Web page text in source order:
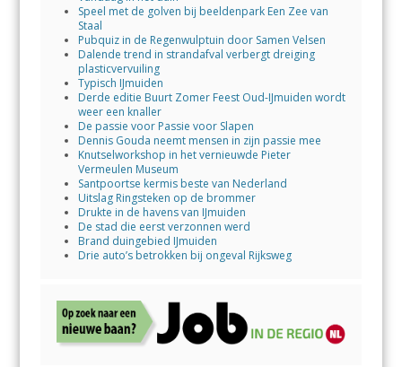
Speel met de golven bij beeldenpark Een Zee van
Staal
Pubquiz in de Regenwulptuin door Samen Velsen
Dalende trend in strandafval verbergt dreiging
plasticvervuiling
Typisch IJmuiden
Derde editie Buurt Zomer Feest Oud-IJmuiden wordt
weer een knaller
De passie voor Passie voor Slapen
Dennis Gouda neemt mensen in zijn passie mee
Knutselworkshop in het vernieuwde Pieter
Vermeulen Museum
Santpoortse kermis beste van Nederland
Uitslag Ringsteken op de brommer
Drukte in de havens van IJmuiden
De stad die eerst verzonnen werd
Brand duingebied IJmuiden
Drie auto’s betrokken bij ongeval Rijksweg